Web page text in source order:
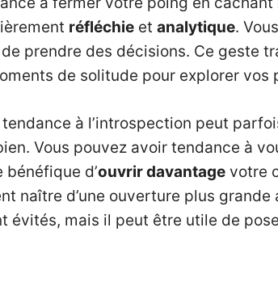
réfléchie et analytique.
prendre des décisions. Ce geste
de solitude pour explorer vos
à l’introspection peut
Vous pouvez avoir tendance à
d’ouvrir davantage votre
naître d’une ouverture plus
évités, mais il peut être utile de